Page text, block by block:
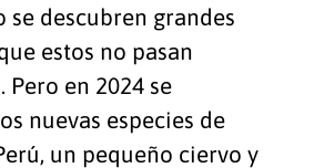
se descubren grandes
estos no pasan
Pero en 2024 se
nuevas especies de
un pequeño ciervo y